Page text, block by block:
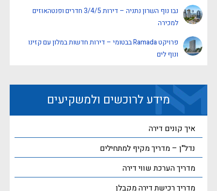
נבו נוף השרון נתניה – דירות 3/4/5 חדרים ופנטהאוזים
למכירה
פרויקט Ramada בבטומי – דירות חדשות במלון עם קזינו
ונוף לים
מידע לרוכשים ולמשקיעים
איך קונים דירה
נדל"ן – מדריך מקיף למתחילים
מדריך הערכת שווי דירה
מדריך רכישת דירה מקבלן